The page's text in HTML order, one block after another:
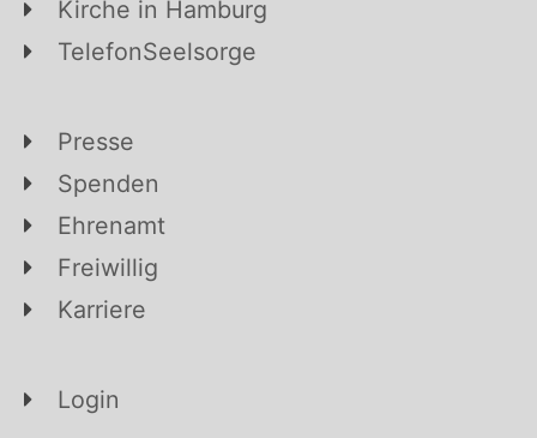
Kirche in Hamburg
TelefonSeelsorge
Presse
Spenden
Ehrenamt
Freiwillig
Karriere
Login